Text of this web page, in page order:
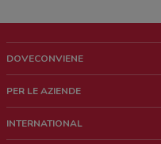
DOVECONVIENE
Chi siamo
PER LE AZIENDE
INTERNATIONAL